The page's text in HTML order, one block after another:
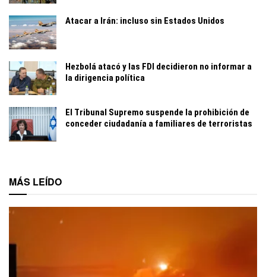
Atacar a Irán: incluso sin Estados Unidos
Hezbolá atacó y las FDI decidieron no informar a
la dirigencia política
El Tribunal Supremo suspende la prohibición de
conceder ciudadanía a familiares de terroristas
MÁS LEÍDO